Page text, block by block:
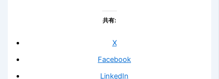
共有:
X
Facebook
LinkedIn